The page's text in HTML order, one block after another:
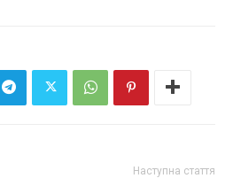
Наступна стаття